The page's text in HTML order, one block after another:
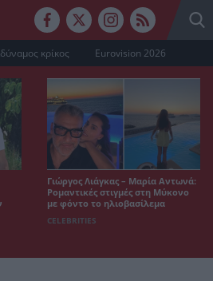
κρίκος Eurovision 2026
Γιώργος Λιάγκας – Μαρία Αντωνά:
Ρομαντικές στιγμές στη Μύκονο
με φόντο το ηλιοβασίλεμα
CELEBRITIES